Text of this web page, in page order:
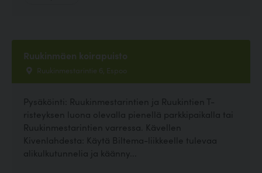
Ruukinmäen koirapuisto
Ruukinmestarintie 6, Espoo
Pysäköinti: Ruukinmestarintien ja Ruukintien T-
risteyksen luona olevalla pienellä parkkipaikalla tai
Ruukinmestarintien varressa. Kävellen
Kivenlahdesta: Käytä Biltema-liikkeelle tulevaa
alikulkutunnelia ja käänny...